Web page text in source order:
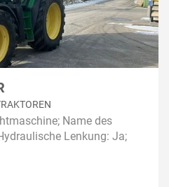
Name des
Lenkung: Ja;